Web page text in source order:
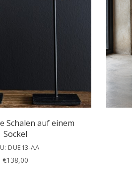
Schalen auf einem
Sockel
DUE13-AA
€138,00